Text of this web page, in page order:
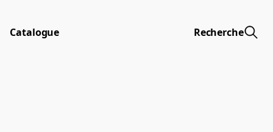
Catalogue Recherche